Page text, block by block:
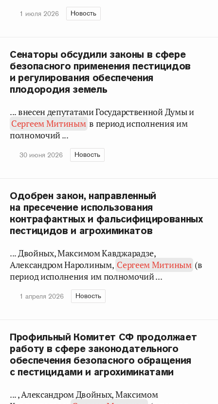
1 июля 2026 Новость
Сенаторы обсудили законы в сфере
безопасного применения пестицидов
и регулирования обеспечения
плодородия земель
... внесен депутатами Государственной Думы и
Сергеем Митиным в период исполнения им
полномочий ...
30 июня 2026 Новость
Одобрен закон, направленный
на пресечение использования
контрафактных и фальсифицированных
пестицидов и агрохимикатов
... Двойных, Максимом Кавджарадзе,
Александром Наролиным, Сергеем Митиным (в
период исполнения им полномочий ...
1 апреля 2026 Новость
Профильный Комитет СФ продолжает
работу в сфере законодательного
обеспечения безопасного обращения
с пестицидами и агрохимикатами
... , Александром Двойных, Максимом